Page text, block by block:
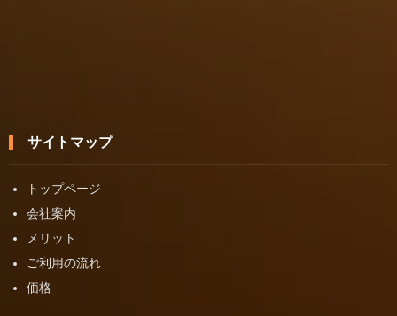
サイトマップ
トップページ
会社案内
メリット
ご利用の流れ
価格